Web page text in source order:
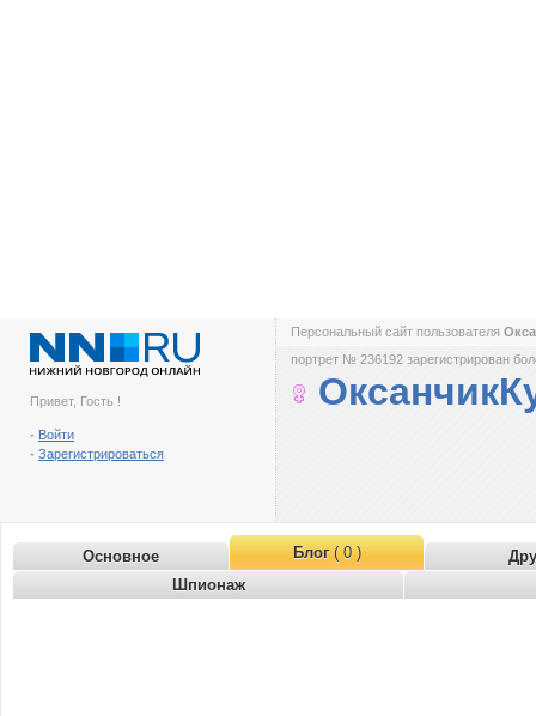
Привет, Гость !
- Войти
- Зарегистрироваться
Персональный сайт пользователя
портрет № 236192 зарегистрирован
Основное Блог( 0 )
Шпионаж